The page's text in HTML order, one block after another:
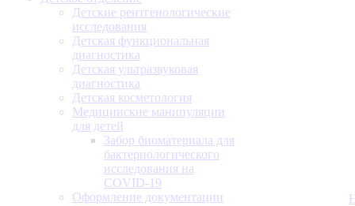
Детские рентгенологические
исследования
Детская функциональная
диагностика
Детская ультразвуковая
диагностика
Детская косметология
Медицинские манипуляции
для детей
Забор биоматериала для
бактериологического
исследования на
COVID-19
Оформление документации